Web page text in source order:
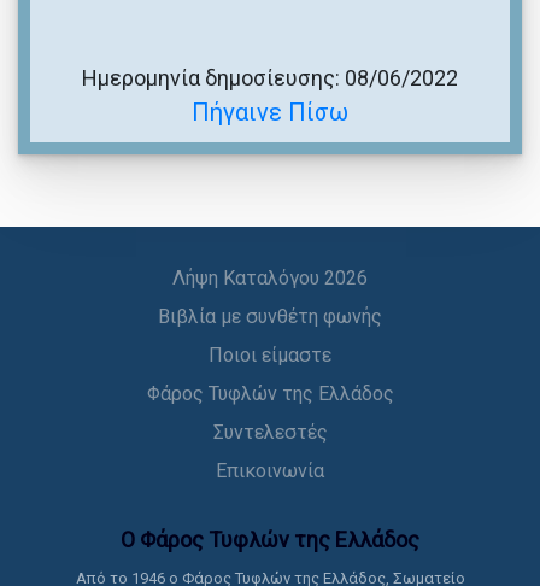
Πήγαινε Πίσω
Ημερομηνία δημοσίευσης: 08/06/2022
Λήψη Καταλόγου 2026
Βιβλία με συνθέτη φωνής
Ποιοι είμαστε
Φάρος Τυφλών της Ελλάδος
Συντελεστές
Επικοινωνία
Ο Φάρος Τυφλών της Ελλάδoς
Από το 1946 ο Φάρος Τυφλών της Ελλάδος, Σωματείο